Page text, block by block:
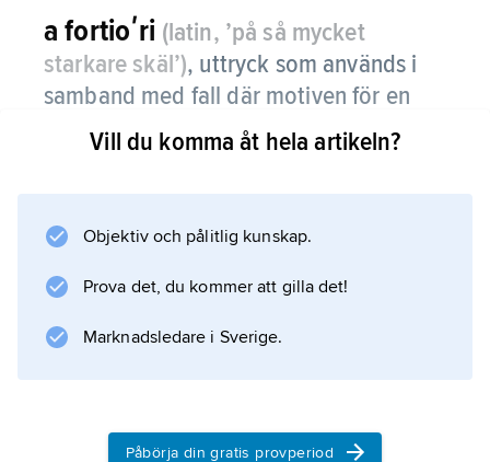
a fortioʹri (latin, ’på så mycket
starkare skäl’), uttryck som används i
samband med fall där motiven för en
princip, en slutsats e.d. föreligger i
särskilt hög grad.
Information om artikeln
Vill du komma åt hela artikeln?
Objektiv och pålitlig kunskap.
Prova det, du kommer att gilla det!
Marknadsledare i Sverige.
Påbörja din gratis provperiod